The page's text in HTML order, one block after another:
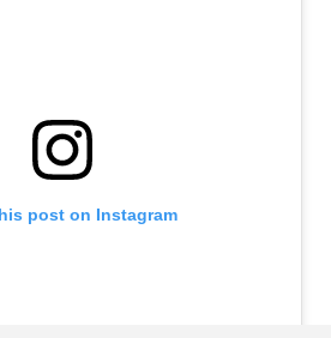
post on Instagram